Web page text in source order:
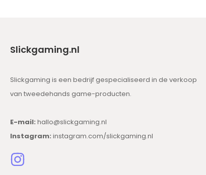
Slickgaming.nl
Slickgaming is een bedrijf gespecialiseerd in de verkoop
van tweedehands game-producten.
E-mail: hallo@slickgaming.nl
Instagram: instagram.com/slickgaming.nl